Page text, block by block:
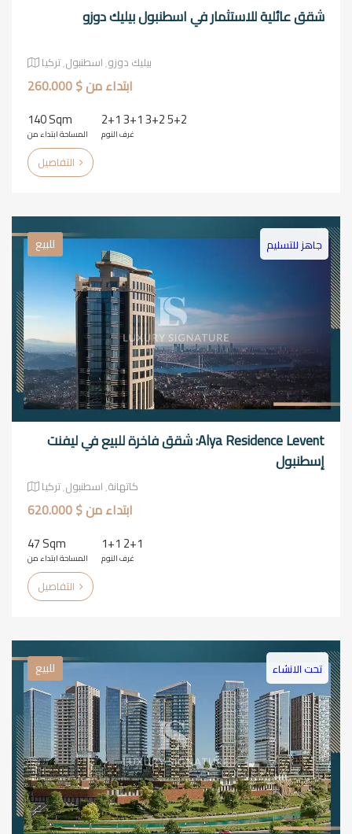
شقق عائلية للاستثمار في اسطنبول بيليك دوزو
بيليك دوزو٬ اسطنبول٬ تركيا
ابتداء من $ 260.000
140 Sqm
المساحة ابتداء من
2+1 3+1 3+2 5+2
غرف النوم
للبيع جاهز للتسليم
Alya Residence Levent: شقق فاخرة للبيع في ليفنت
إسطنبول
كاتهانة٬ اسطنبول٬ تركيا
ابتداء من $ 620.000
47 Sqm
المساحة ابتداء من
1+1 2+1
غرف النوم
للبيع تحت الانشاء